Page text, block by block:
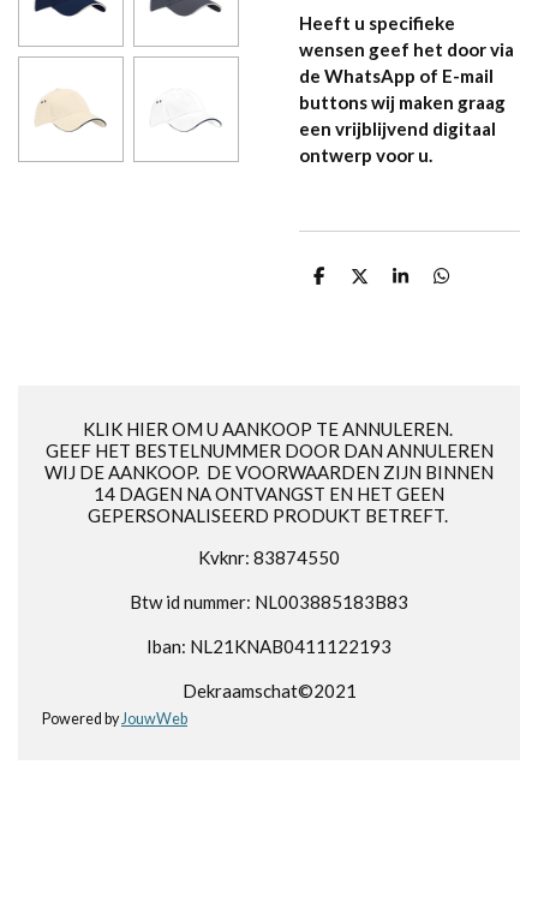
Heeft u specifieke
wensen geef het door via
de WhatsApp of E-mail
buttons wij maken graag
een vrijblijvend digitaal
ontwerp voor u.
D
D
S
D
KLIK HIER OM U AANKOOP TE ANNULEREN.
GEEF HET BESTELNUMMER DOOR DAN ANNULEREN
WIJ DE AANKOOP. DE VOORWAARDEN ZIJN BINNEN
14 DAGEN NA ONTVANGST EN HET GEEN
GEPERSONALISEERD PRODUKT BETREFT.
Kvknr: 83874550
Btw id nummer: NL003885183B83
Iban: NL21KNAB0411122193
Dekraamschat©2021
Powered by JouwWeb